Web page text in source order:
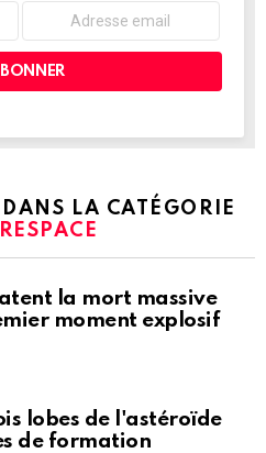
LA CATÉGORIE
la mort massive
moment explosif
lobes de l'astéroïde
de formation